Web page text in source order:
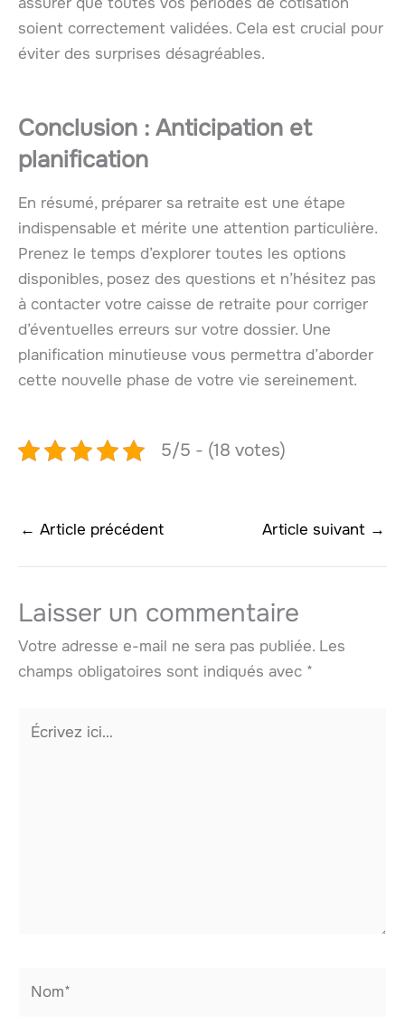
soient correctement validées. Cela est crucial pour
éviter des surprises désagréables.
Conclusion : Anticipation et
planification
En résumé, préparer sa retraite est une étape
indispensable et mérite une attention particulière.
Prenez le temps d’explorer toutes les options
disponibles, posez des questions et n’hésitez pas
à contacter votre caisse de retraite pour corriger
d’éventuelles erreurs sur votre dossier. Une
planification minutieuse vous permettra d’aborder
cette nouvelle phase de votre vie sereinement.
5/5 - (18 votes)
← Article précédent Article suivant →
Laisser un commentaire
Votre adresse e-mail ne sera pas publiée. Les
champs obligatoires sont indiqués avec *
Écrivez